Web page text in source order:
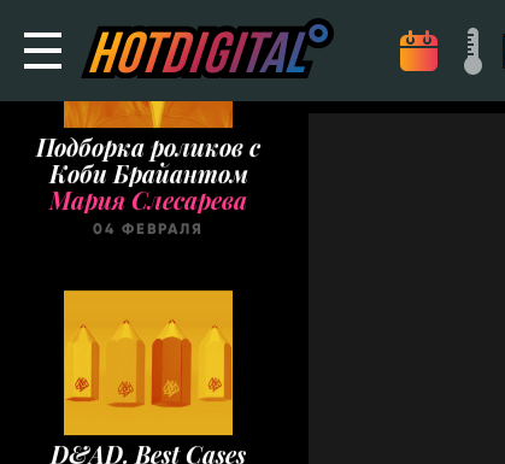
Подборка роликов с
Мария Слесарева
04 ФЕВРАЛЯ
D&AD. Best Cases
Мария Слесарева